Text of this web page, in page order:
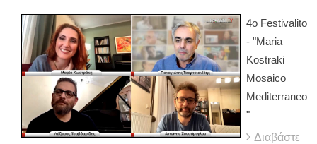
4ο Festivalito
- "Maria
Kostraki
Mosaico
Mediterraneo
"
Διαβάστε